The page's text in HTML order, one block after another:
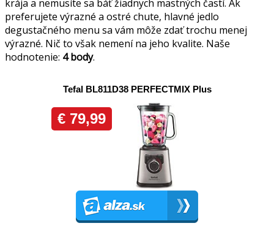
krája a nemusíte sa báť žiadnych mastných častí. Ak
preferujete výrazné a ostré chute, hlavné jedlo
degustačného menu sa vám môže zdať trochu menej
výrazné. Nič to však nemení na jeho kvalite. Naše
hodnotenie: 4 body.